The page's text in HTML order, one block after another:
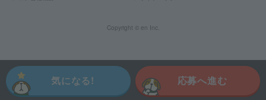
応募へ進む
気になる!
Copyright © en Inc.